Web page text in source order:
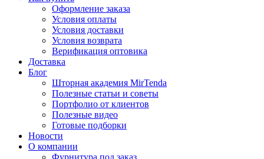
Оформление заказа
Условия оплаты
Условия доставки
Условия возврата
Верификация оптовика
Доставка
Блог
Шторная академия MirTenda
Полезные статьи и советы
Портфолио от клиентов
Полезные видео
Готовые подборки
Новости
О компании
Фурнитура под заказ